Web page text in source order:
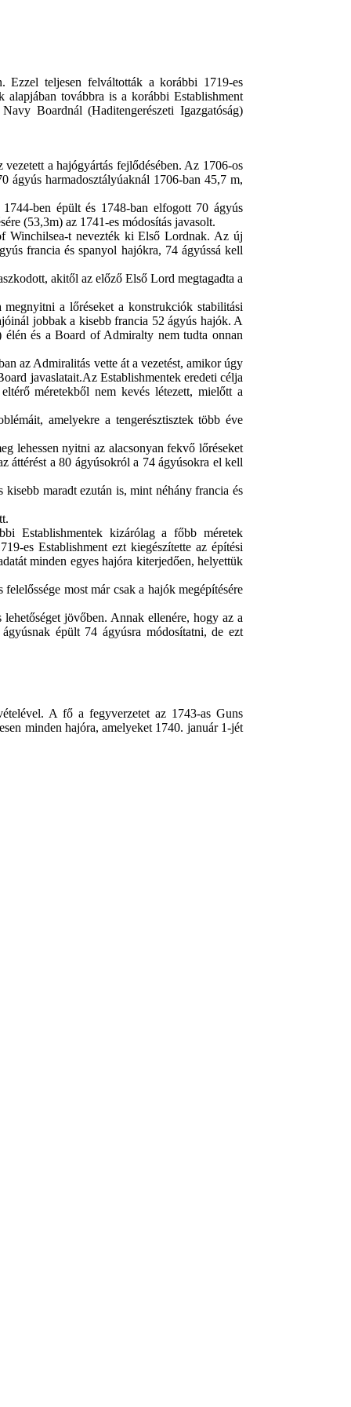
.Ezzel teljesen felváltották a korábbi 1719-es
alapjában továbbra is a korábbi Establishment
Navy Boardnál (Haditengerészeti Igazgatóság)
a hajógyártás fejlődésében. Az 1706-os
ágyús harmadosztályúaknál 1706-ban 45,7 m,
ben épült és 1748-ban elfogott 70 ágyús
(53,3m) az 1741-es módosítás javasolt.
Winchilsea-t nevezték ki Első Lordnak. Az új
francia és spanyol hajókra, 74 ágyússá kell
akitől az előző Első Lord megtagadta a
a lőréseket a konstrukciók stabilitási
jobbak a kisebb francia 52 ágyús hajók. A
és a Board of Admiralty nem tudta onnan
az Admiralitás vette át a vezetést, amikor úgy
javaslatait.Az Establishmentek eredeti célja
méretekből nem kevés létezett, mielőtt a
amelyekre a tengerésztisztek több éve
lehessen nyitni az alacsonyan fekvő lőréseket
áttérést a 80 ágyúsokról a 74 ágyúsokra el kell
maradt ezután is, mint néhány francia és
Establishmentek kizárólag a főbb méretek
es Establishment ezt kiegészítette az építési
minden egyes hajóra kiterjedően, helyettük
most már csak a hajók megépítésére
jövőben. Annak ellenére, hogy az a
épült 74 ágyúsra módosítatni, de ezt
A fő a fegyverzetet az 1743-as Guns
minden hajóra, amelyeket 1740. január 1-jét